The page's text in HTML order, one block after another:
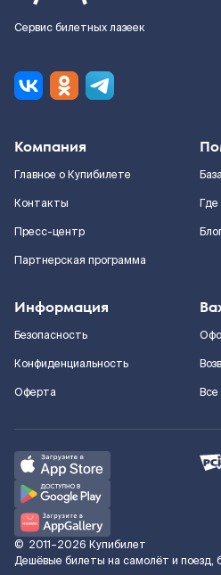
Сервис билетных лазеек
Компания
Главное о Купибилете
Контакты
Пресс-центр
Партнерская программа
Где
Информация
Безопасность
Конфиденциальность
Оферта
Все
© 2011–2026 Купибилет
Дешёвые билеты на самолёт и поезд,